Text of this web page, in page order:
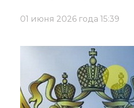
01 июня 2026 года 15:39